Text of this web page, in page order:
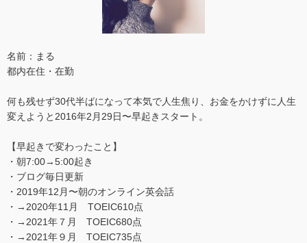
名前：まる
都内在住・在勤
何も残せず30代半ばになって本気で人生焦り、お金をかけずに人生
変えようと2016年2月29日〜早起きスタート。
【早起きで変わったこと】
・朝7:00→5:00起き
・ブログ毎日更新
・2019年12月〜朝のオンライン英会話
・→2020年11月 TOEIC610点
・→2021年７月 TOEIC680点
・→2021年９月 TOEIC735点